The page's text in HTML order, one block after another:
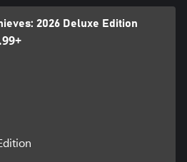
2026 Deluxe Edition